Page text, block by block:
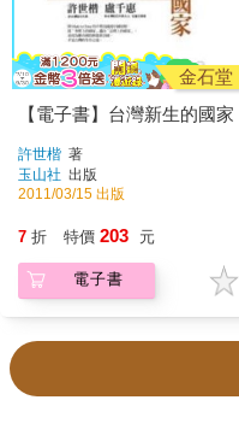
金石堂
【電子書】台灣新生的國家
許世楷 著
玉山社 出版
2011/03/15 出版
7 折 特價 203 元
電子書